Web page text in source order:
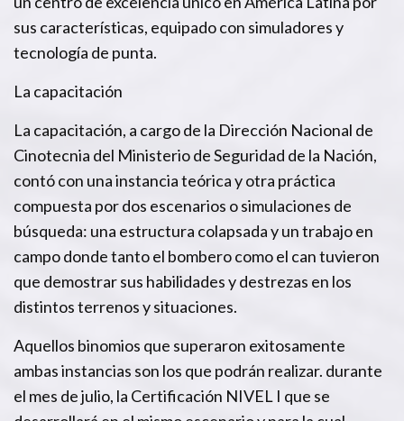
sus características, equipado con simuladores y
tecnología de punta.
La capacitación
La capacitación, a cargo de la Dirección Nacional de
Cinotecnia del Ministerio de Seguridad de la Nación,
contó con una instancia teórica y otra práctica
compuesta por dos escenarios o simulaciones de
búsqueda: una estructura colapsada y un trabajo en
campo donde tanto el bombero como el can tuvieron
que demostrar sus habilidades y destrezas en los
distintos terrenos y situaciones.
Aquellos binomios que superaron exitosamente
ambas instancias son los que podrán realizar. durante
el mes de julio, la Certificación NIVEL I que se